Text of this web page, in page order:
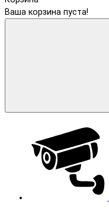
Ваша корзина пуста!